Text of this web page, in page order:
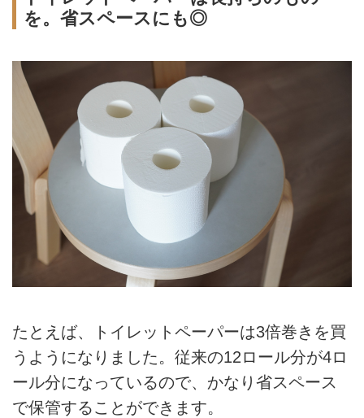
を。省スペースにも◎
たとえば、トイレットペーパーは3倍巻きを買
うようになりました。従来の12ロール分が4ロ
ール分になっているので、かなり省スペース
で保管することができます。